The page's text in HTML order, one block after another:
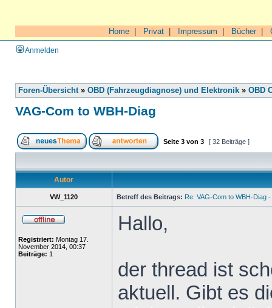
Home Privat Impressum Bücher|
Anmelden
Foren-Übersicht» OBD (Fahrzeugdiagnose) und Elektronik » OBD
VAG-Com to WBH-Diag
Seite 3 von 3 [ 32 Beiträge ]
Autor
VW_1120 Betreff des Beitrags: Re: VAG-Com to WBH-Diag
Registriert: Montag 17.
November 2014, 00:37
Beiträge: 1
Hallo,
der thread ist
aktuell. Gibt es